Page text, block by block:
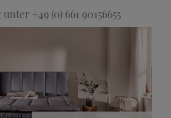
+49 (0) 661 90156655